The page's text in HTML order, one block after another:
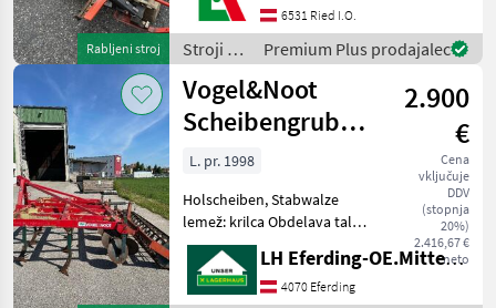
Rabljeni stroj
kosilnica/ prekopalnik
6531 Ried I.O.
Stroji z
motorji /
Vogel&Noot
Premium Plus prodajalec
Vogel&Noot
Scheibengrubber
3M
2.900
€
Cena
vključuje
DDV
(stopnja
20%)
2.416,67 €
neto
L. pr. 1998
Holscheiben, Stabwalze
lemež: krilca Obdelava tal
Rahljalnik
LH Eferding-OE.Mitte, Eferding
4070 Eferding